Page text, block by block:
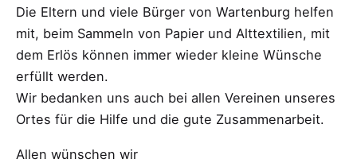
Die Eltern und viele Bürger von Wartenburg helfen
mit, beim Sammeln von Papier und Alttextilien, mit
dem Erlös können immer wieder kleine Wünsche
erfüllt werden.
Wir bedanken uns auch bei allen Vereinen unseres
Ortes für die Hilfe und die gute Zusammenarbeit.
Allen wünschen wir